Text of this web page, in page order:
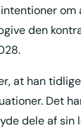
om
den
at han
Det
dele af sin